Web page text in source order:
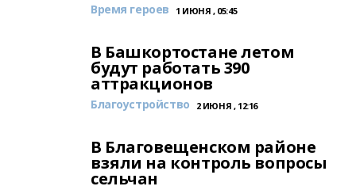
Время героев 1 ИЮНЯ , 05:45
В Башкортостане летом
будут работать 390
аттракционов
Благоустройство 2 ИЮНЯ , 12:16
В Благовещенском районе
взяли на контроль вопросы
сельчан